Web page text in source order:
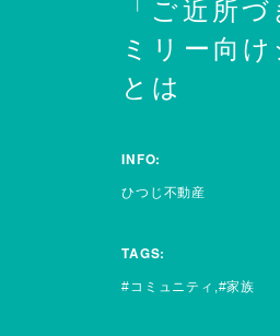
「ご近所
ミリー向
とは
INFO:
ひつじ不動産
TAGS:
コミュニティ 家族